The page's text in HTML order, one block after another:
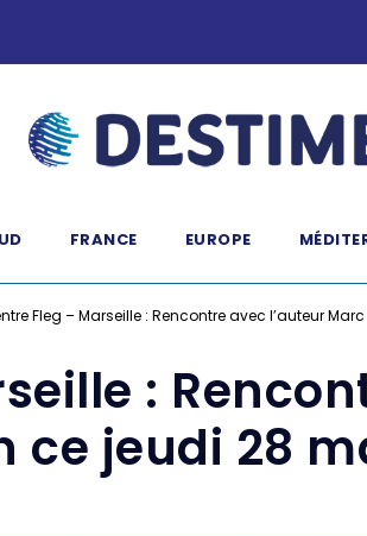
FRANCE EUROPE
Fleg – Marseille : Rencontre avec l’auteur
:
ce jeudi 28